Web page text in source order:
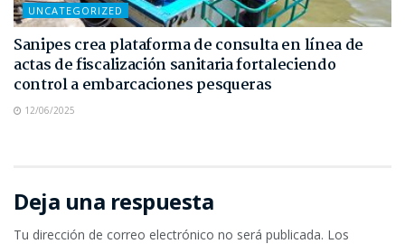
UNCATEGORIZED
Sanipes crea plataforma de consulta en línea de
actas de fiscalización sanitaria fortaleciendo
control a embarcaciones pesqueras
12/06/2025
Deja una respuesta
Tu dirección de correo electrónico no será publicada. Los